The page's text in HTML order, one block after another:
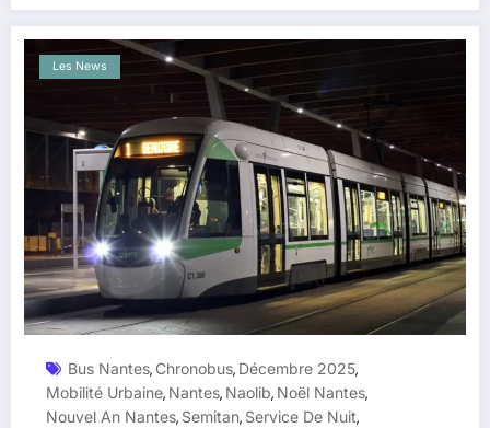
Les News
Bus Nantes, Chronobus, Décembre 2025,
Mobilité Urbaine, Nantes, Naolib, Noël Nantes,
Nouvel An Nantes, Semitan, Service De Nuit,